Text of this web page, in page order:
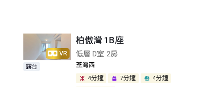
VR
露台
柏傲灣 1B座
低層 D室 2房
荃灣西
4分鐘
7分鐘
4分鐘